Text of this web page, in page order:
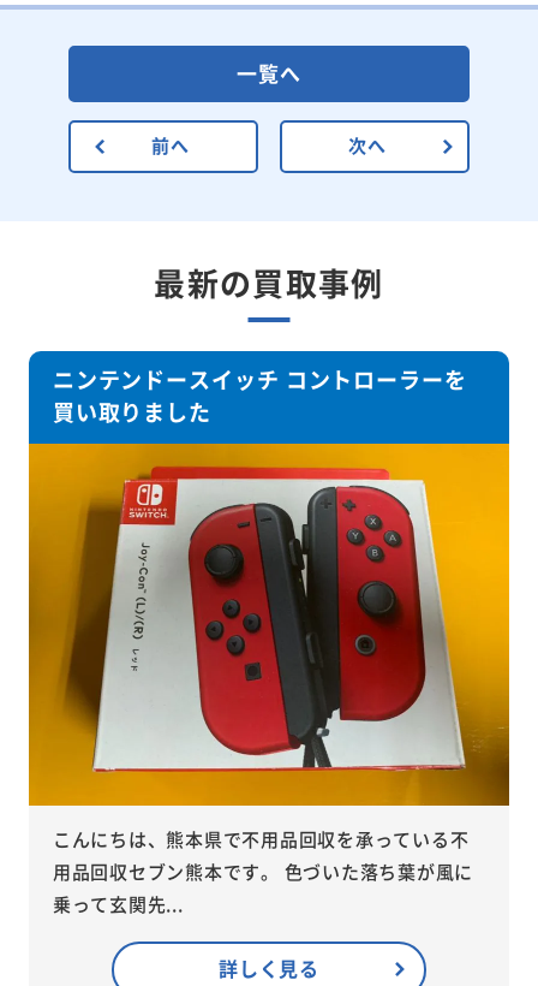
前へ
一覧へ
次へ
最新の買取事例
ニンテンドースイッチ コントローラーを
買い取りました
こんにちは、熊本県で不用品回収を承っている不
用品回収セブン熊本です。 色づいた落ち葉が風に
乗って玄関先...
詳しく見る